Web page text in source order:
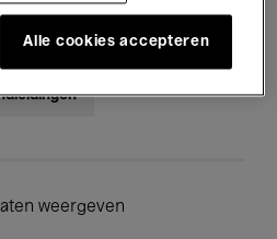
Kids’ Palace
weergeven
Alle cookies accepteren